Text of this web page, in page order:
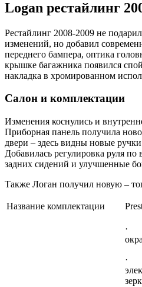
Logan рестайлинг
Рестайлинг 2008-2009 не
изменений, но добавил
переднего бампера, оптика
крышке багажника появился
накладка в хромированном
Салон и комплектации
Изменения коснулись и
Приборная панель получила
двери – здесь видны новые
Добавилась регулировка руля
задних сидений и улучшенные
Также Логан получил новую –
Название комплектации
·
·